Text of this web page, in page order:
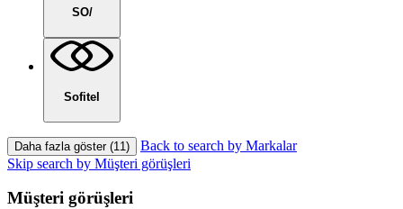
SO/
Sofitel
Daha fazla göster (11)
Back to search by Markalar
Skip search by Müşteri görüşleri
Müşteri görüşleri